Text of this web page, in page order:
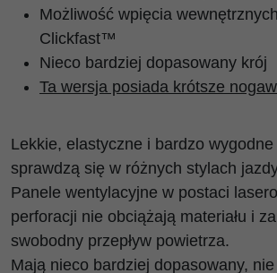
Możliwość wpięcia
Clickfast™
Nieco bardziej dopasowany krój
Ta wersja posiada krótsze
Lekkie, elastyczne i bardzo
sprawdzą się w różnych stylach
Panele wentylacyjne w postaci
perforacji nie obciążają materiału i
swobodny przepływ powietrza.
Mają nieco bardziej dopasowany,